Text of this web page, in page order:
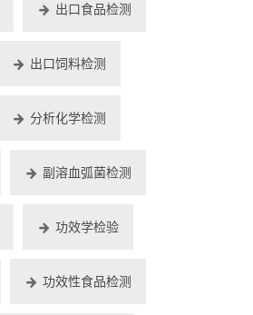
出口食品检测
出口饲料检测
分析化学检测
副溶血弧菌检测
功效学检验
功效性食品检测